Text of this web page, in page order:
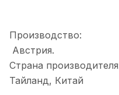
Производство:
Австрия.
Страна
Тайланд, Китай